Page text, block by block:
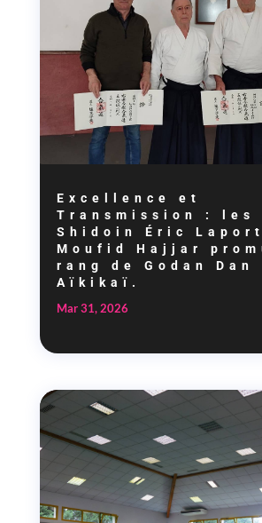
Excellence et
Transmission : les
Shidoin Éric
Moufid Hajjar
rang de Godan Dan
Aïkikaï.
Mar 31, 2026